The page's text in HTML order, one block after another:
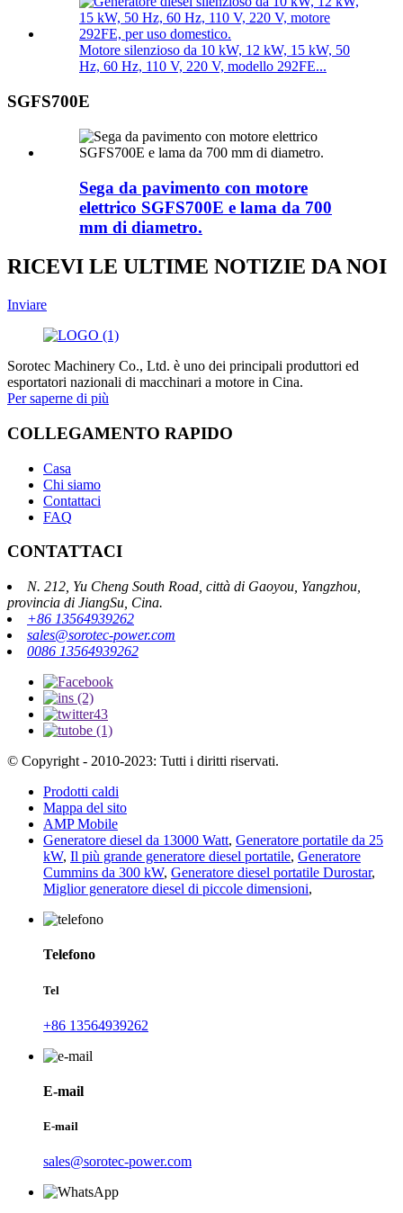
Motore silenzioso da 10 kW, 12 kW, 15 kW, 50
Hz, 60 Hz, 110 V, 220 V, modello 292FE...
SGFS700E
Sega da pavimento con motore
elettrico SGFS700E e lama da 700
mm di diametro.
RICEVI LE ULTIME NOTIZIE DA NOI
Inviare
Sorotec Machinery Co., Ltd. è uno dei principali produttori ed
esportatori nazionali di macchinari a motore in Cina.
Per saperne di più
COLLEGAMENTO RAPIDO
Casa
Chi siamo
Contattaci
FAQ
CONTATTACI
N. 212, Yu Cheng South Road, città di Gaoyou, Yangzhou,
provincia di JiangSu, Cina.
+86 13564939262
sales@sorotec-power.com
0086 13564939262
© Copyright - 2010-2023: Tutti i diritti riservati.
Prodotti caldi
Mappa del sito
AMP Mobile
Generatore diesel da 13000 Watt, Generatore portatile da 25
kW, Il più grande generatore diesel portatile, Generatore
Cummins da 300 kW, Generatore diesel portatile Durostar,
Miglior generatore diesel di piccole dimensioni,
Telefono
Tel
+86 13564939262
E-mail
E-mail
sales@sorotec-power.com